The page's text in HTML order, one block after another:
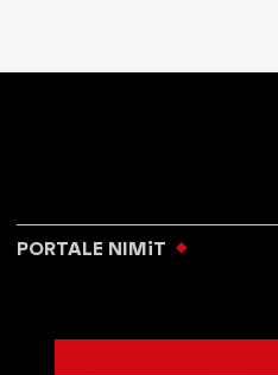
PORTALE NIMiT